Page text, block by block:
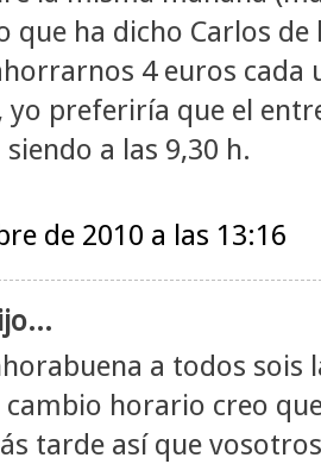
que ha dicho Carlos
4 euros cada
yo preferiría que el
a las 9,30 h.
de 2010 a las 13:16
a todos sois
cambio horario creo
tarde así que